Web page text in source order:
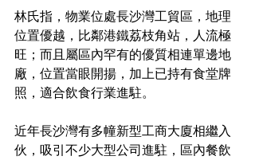
林氏指，物業位處長沙灣工貿區，地理
位置優越，比鄰港鐵荔枝角站，人流極
旺；而且屬區內罕有的優質相連單邊地
廠，位置當眼開揚，加上已持有食堂牌
照，適合飲食行業進駐。
近年長沙灣有多幢新型工商大廈相繼入
伙，吸引不少大型公司進駐，區內餐飲